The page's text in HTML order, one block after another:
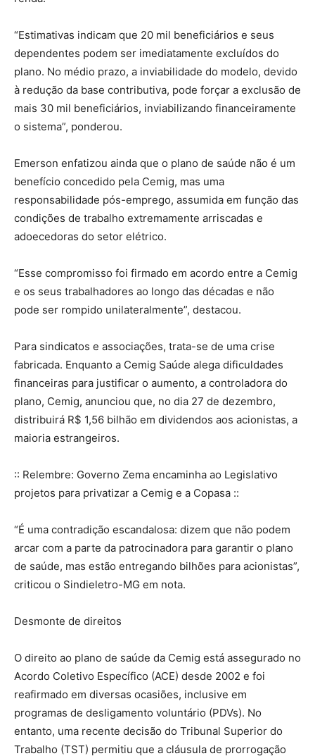
“Estimativas indicam que 20 mil beneficiários e seus
dependentes podem ser imediatamente excluídos do
plano. No médio prazo, a inviabilidade do modelo, devido
à redução da base contributiva, pode forçar a exclusão de
mais 30 mil beneficiários, inviabilizando financeiramente
o sistema”, ponderou.
Emerson enfatizou ainda que o plano de saúde não é um
benefício concedido pela Cemig, mas uma
responsabilidade pós-emprego, assumida em função das
condições de trabalho extremamente arriscadas e
adoecedoras do setor elétrico.
“Esse compromisso foi firmado em acordo entre a Cemig
e os seus trabalhadores ao longo das décadas e não
pode ser rompido unilateralmente”, destacou.
Para sindicatos e associações, trata-se de uma crise
fabricada. Enquanto a Cemig Saúde alega dificuldades
financeiras para justificar o aumento, a controladora do
plano, Cemig, anunciou que, no dia 27 de dezembro,
distribuirá R$ 1,56 bilhão em dividendos aos acionistas, a
maioria estrangeiros.
:: Relembre: Governo Zema encaminha ao Legislativo
projetos para privatizar a Cemig e a Copasa ::
“É uma contradição escandalosa: dizem que não podem
arcar com a parte da patrocinadora para garantir o plano
de saúde, mas estão entregando bilhões para acionistas”,
criticou o Sindieletro-MG em nota.
Desmonte de direitos
O direito ao plano de saúde da Cemig está assegurado no
Acordo Coletivo Específico (ACE) desde 2002 e foi
reafirmado em diversas ocasiões, inclusive em
programas de desligamento voluntário (PDVs). No
entanto, uma recente decisão do Tribunal Superior do
Trabalho (TST) permitiu que a cláusula de prorrogação